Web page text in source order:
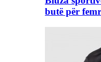
butë për